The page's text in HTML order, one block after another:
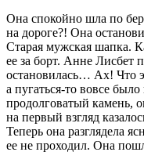
Она спокойно шла по
на дороге?! Она
Старая мужская шапка.
ее за борт. Анне Лисбет
остановилась… Ах! Что
а пугаться-то вовсе
продолговатый камень,
на первый взгляд
Теперь она разглядела
ее не проходил. Она